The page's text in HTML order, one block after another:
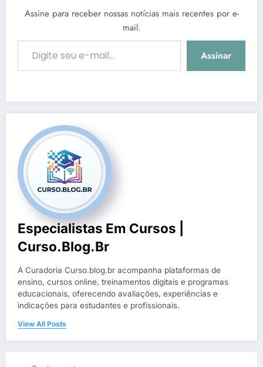
Assine para receber nossas notícias mais recentes por e-
mail.
Digite seu e-mail…
Assinar
Especialistas Em Cursos |
Curso.blog.br
A Curadoria Curso.blog.br acompanha plataformas de
ensino, cursos online, treinamentos digitais e programas
educacionais, oferecendo avaliações, experiências e
indicações para estudantes e profissionais.
View All Posts